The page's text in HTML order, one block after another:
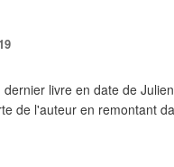
livre en date de
de l'auteur en remontant